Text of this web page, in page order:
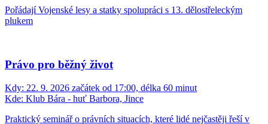
Pořádají Vojenské lesy a statky spolupráci s 13. dělostřeleckým
plukem
Právo pro běžný život
Kdy: 22. 9. 2026 začátek od 17:00, délka 60 minut
Kde: Klub Bára - huť Barbora, Jince
Praktický seminář o právních situacích, které lidé nejčastěji řeší v